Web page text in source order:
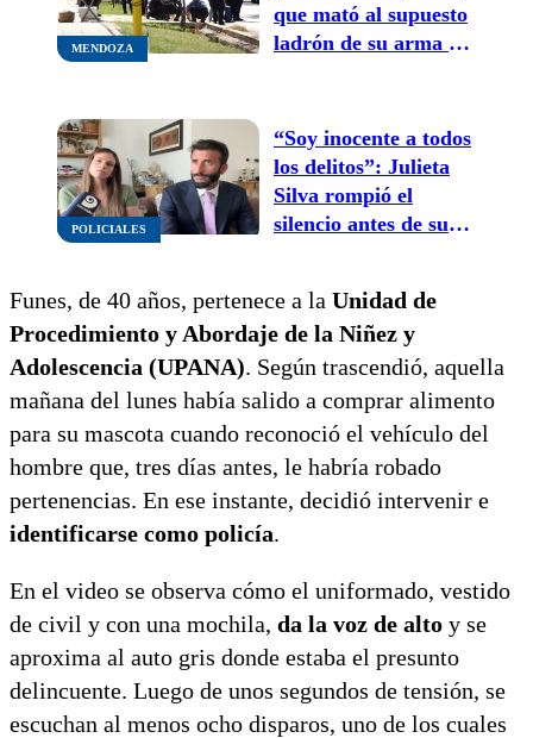
MENDOZA
que mató al supuesto
ladrón de su arma en
POLICIALES
“Soy inocente a todos
los delitos”: Julieta
Silva rompió el
silencio antes de su
Funes, de 40 años, pertenece a la Unidad de
Procedimiento y Abordaje de la Niñez y
Adolescencia (UPANA). Según trascendió, aquella
mañana del lunes había salido a comprar alimento
para su mascota cuando reconoció el vehículo del
hombre que, tres días antes, le habría robado
pertenencias. En ese instante, decidió intervenir e
identificarse como policía.
En el video se observa cómo el uniformado, vestido
de civil y con una mochila, da la voz de alto y se
aproxima al auto gris donde estaba el presunto
delincuente. Luego de unos segundos de tensión, se
escuchan al menos ocho disparos, uno de los cuales